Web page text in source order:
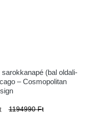
(bal oldali-
– Cosmopolitan
1194990 Ft